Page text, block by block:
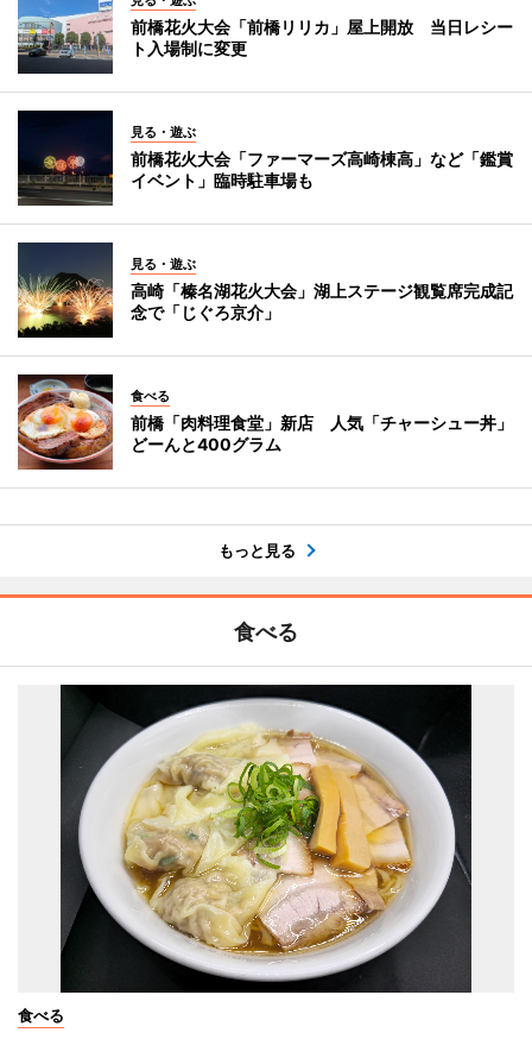
前橋花火大会「前橋リリカ」屋上開放 当日レシー
ト入場制に変更
見る・遊ぶ
前橋花火大会「ファーマーズ高崎棟高」など「鑑賞
イベント」臨時駐車場も
見る・遊ぶ
高崎「榛名湖花火大会」湖上ステージ観覧席完成記
念で「じぐろ京介」
食べる
前橋「肉料理食堂」新店 人気「チャーシュー丼」
どーんと400グラム
もっと見る
食べる
食べる